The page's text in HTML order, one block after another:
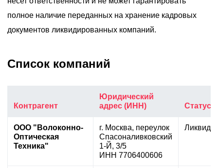
полное наличие переданных на хранение кадровых
документов ликвидированных компаний.
Список компаний
Контрагент
Юридический
адрес (ИНН)
Статус
ООО "Волоконно-
Оптическая
Техника"
г. Москва, переулок
Спасоналивковский
1-Й, 3/5
ИНН 7706400606